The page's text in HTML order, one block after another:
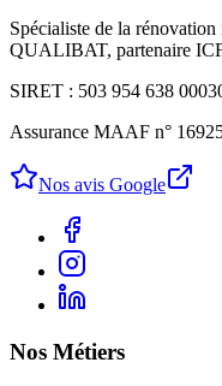
Spécialiste de la
QUALIBAT, partenaire
SIRET : 503 954 638
Assurance MAAF n°
Nos avis Google
Nos Métiers